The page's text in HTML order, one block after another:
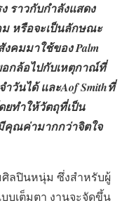
ราวกับกำลังแสดง
หรือจะเป็นลักษณะ
คมมาใช้ของ Palm
อกล้อไปกับเหตุกาณ์ที่
วันได้ และAof Smithที่
ยทำให้วัตถุที่เป็น
คุณค่ามากกว่าจิตใจ
ลปินหนุ่ม ซึ่งสำหรับผู้
บเต็มตา งานจะจัดขึ้น